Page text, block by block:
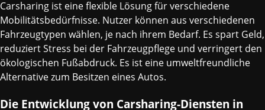
Carsharing ist eine flexible Lösung für verschiedene
Mobilitätsbedürfnisse. Nutzer können aus verschiedenen
Fahrzeugtypen wählen, je nach ihrem Bedarf. Es spart Geld,
reduziert Stress bei der Fahrzeugpflege und verringert den
ökologischen Fußabdruck. Es ist eine umweltfreundliche
Alternative zum Besitzen eines Autos.
Die Entwicklung von Carsharing-Diensten in